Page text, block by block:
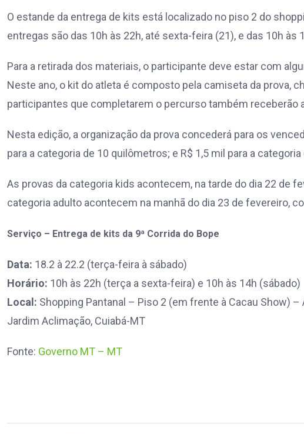
O estande da entrega de kits está localizado no piso 2 do
entregas são das 10h às 22h, até sexta-feira (21), e das 10h às
Para a retirada dos materiais, o participante deve estar com
Neste ano, o kit do atleta é composto pela camiseta da prova,
participantes que completarem o percurso também receberão
Nesta edição, a organização da prova concederá para os
para a categoria de 10 quilômetros; e R$ 1,5 mil para a
As provas da categoria kids acontecem, na tarde do dia 22 de
categoria adulto acontecem na manhã do dia 23 de fevereiro,
Serviço – Entrega de kits da 9ª Corrida do Bope
Data: 18.2 à 22.2 (terça-feira à sábado)
Horário: 10h às 22h (terça a sexta-feira) e 10h às 14h (sábado)
Local: Shopping Pantanal – Piso 2 (em frente à Cacau Show)
Jardim Aclimação, Cuiabá-MT
Fonte: Governo MT – MT